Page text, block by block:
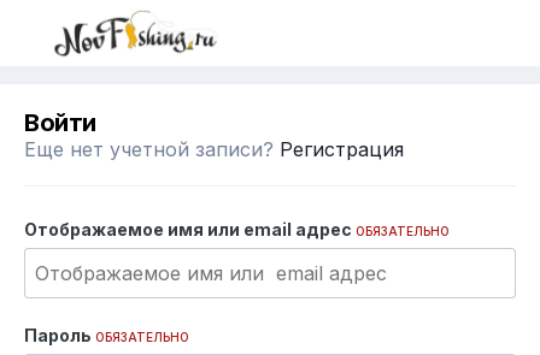
Войти
Еще нет учетной записи? Регистрация
Отображаемое имя или email адрес ОБЯЗАТЕЛЬНО
Пароль ОБЯЗАТЕЛЬНО